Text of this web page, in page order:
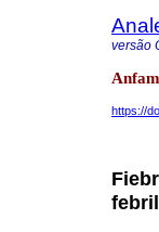
versão
https://